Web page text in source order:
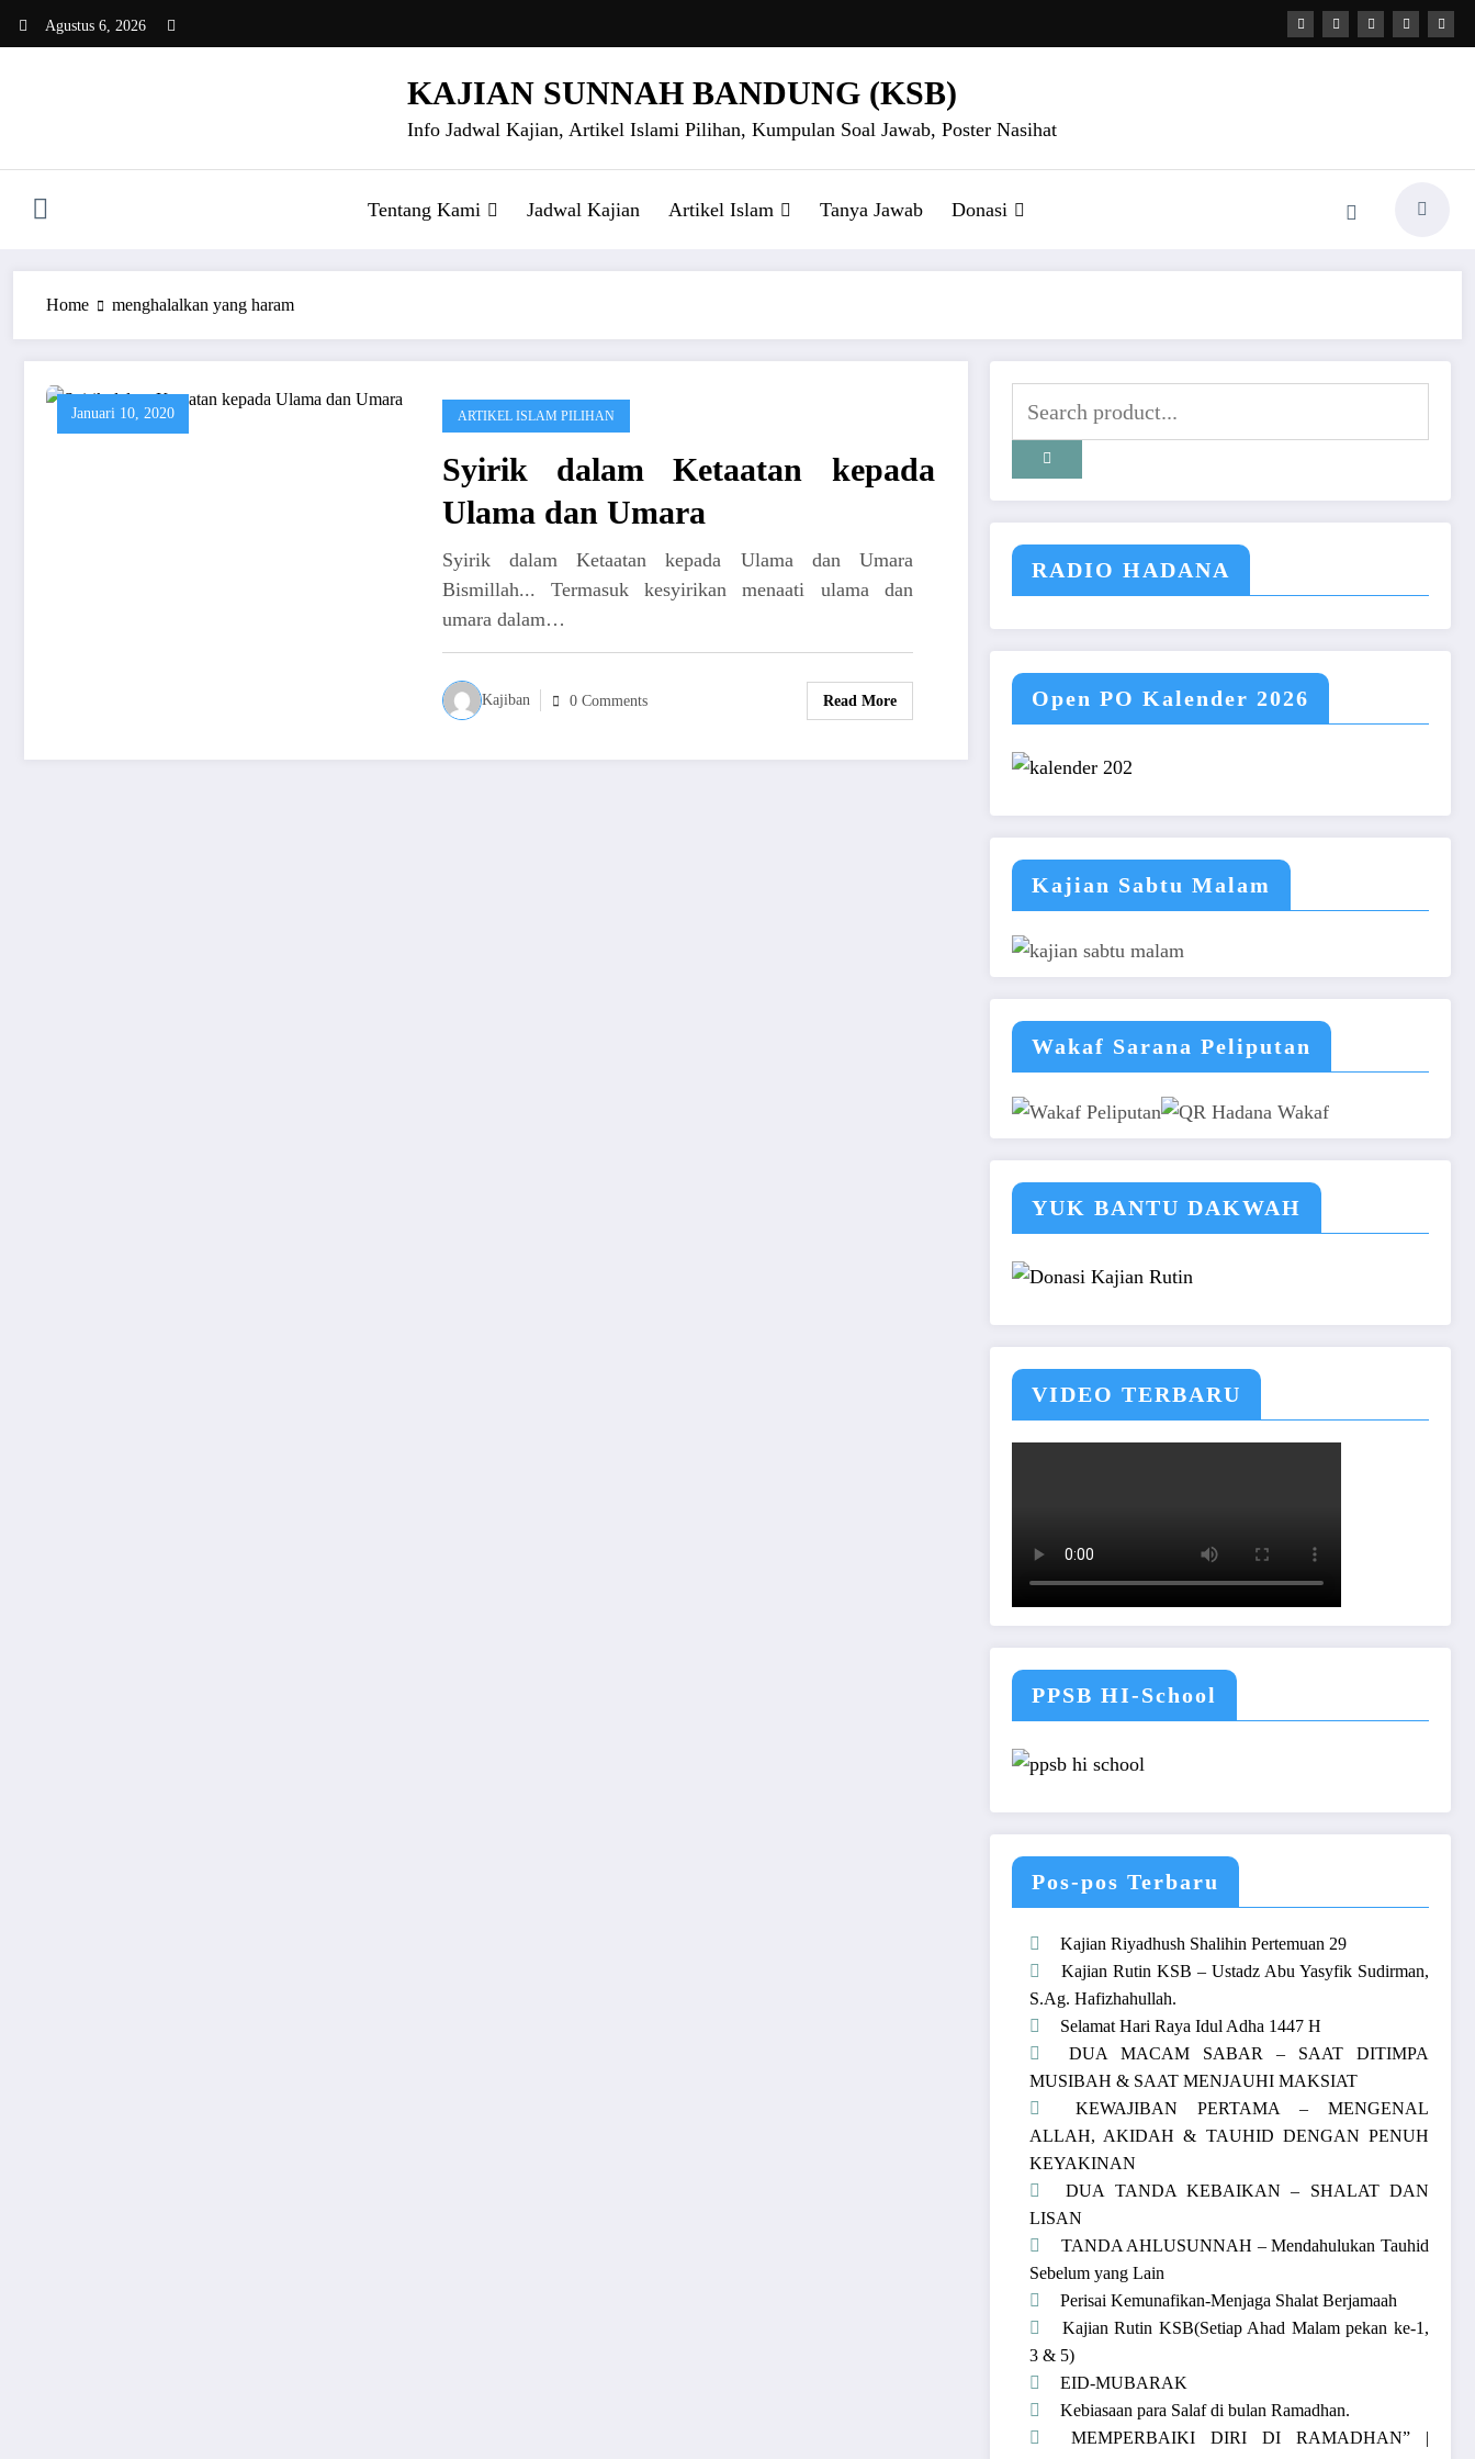
Agustus 6, 2026
KAJIAN SUNNAH BANDUNG (KSB)
Info Jadwal Kajian, Artikel Islami Pilihan, Kumpulan Soal Jawab, Poster Nasihat
Tentang Kami Jadwal Kajian Artikel Islam Tanya Jawab Donasi
Home menghalalkan yang haram
Januari 10, 2020 ARTIKEL ISLAM PILIHAN
Syirik dalam Ketaatan kepada
Ulama dan Umara
Syirik dalam Ketaatan kepada Ulama dan Umara
Bismillah... Termasuk kesyirikan menaati ulama dan
umara dalam…
Kajiban 0 Comments Read More
RADIO HADANA
Open PO Kalender 2026
Kajian Sabtu Malam
Wakaf Sarana Peliputan
YUK BANTU DAKWAH
VIDEO TERBARU
PPSB HI-School
Pos-pos Terbaru
Kajian Riyadhush Shalihin Pertemuan 29
Kajian Rutin KSB – Ustadz Abu Yasyfik Sudirman,
S.Ag. Hafizhahullah.
Selamat Hari Raya Idul Adha 1447 H
DUA MACAM SABAR – SAAT DITIMPA
MUSIBAH & SAAT MENJAUHI MAKSIAT
KEWAJIBAN PERTAMA – MENGENAL
ALLAH, AKIDAH & TAUHID DENGAN PENUH
KEYAKINAN
DUA TANDA KEBAIKAN – SHALAT DAN
LISAN
TANDA AHLUSUNNAH – Mendahulukan Tauhid
Sebelum yang Lain
Perisai Kemunafikan-Menjaga Shalat Berjamaah
Kajian Rutin KSB(Setiap Ahad Malam pekan ke-1,
3 & 5)
EID-MUBARAK
Kebiasaan para Salaf di bulan Ramadhan.
MEMPERBAIKI DIRI DI RAMADHAN” |